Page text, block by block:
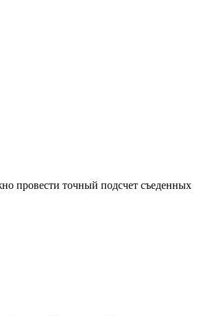
провести точный подсчет съеденных